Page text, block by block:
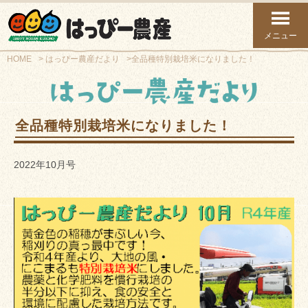
メニュー
HOME はっぴー農産だより 全品種特別栽培米になりました！
全品種特別栽培米になりました！
2022年10月号